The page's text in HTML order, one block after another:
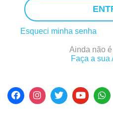
Esqueci minha senha
Ainda não
Faça a sua